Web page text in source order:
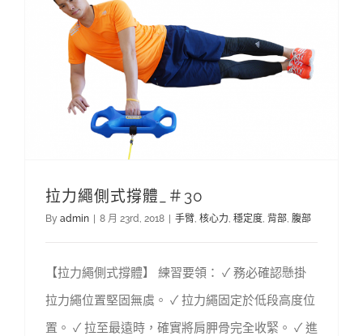
拉力繩側式撐體_＃30
By admin | 8 月 23rd, 2018 | 手臂 核心力 穩定度 背部 腹部
【拉力繩側式撐體】 練習要領： ✓ 務必確認懸掛
拉力繩位置堅固無虞。 ✓ 拉力繩固定於低段高度位
置。 ✓ 拉至最遠時，確實將肩胛骨完全收緊。 ✓ 進